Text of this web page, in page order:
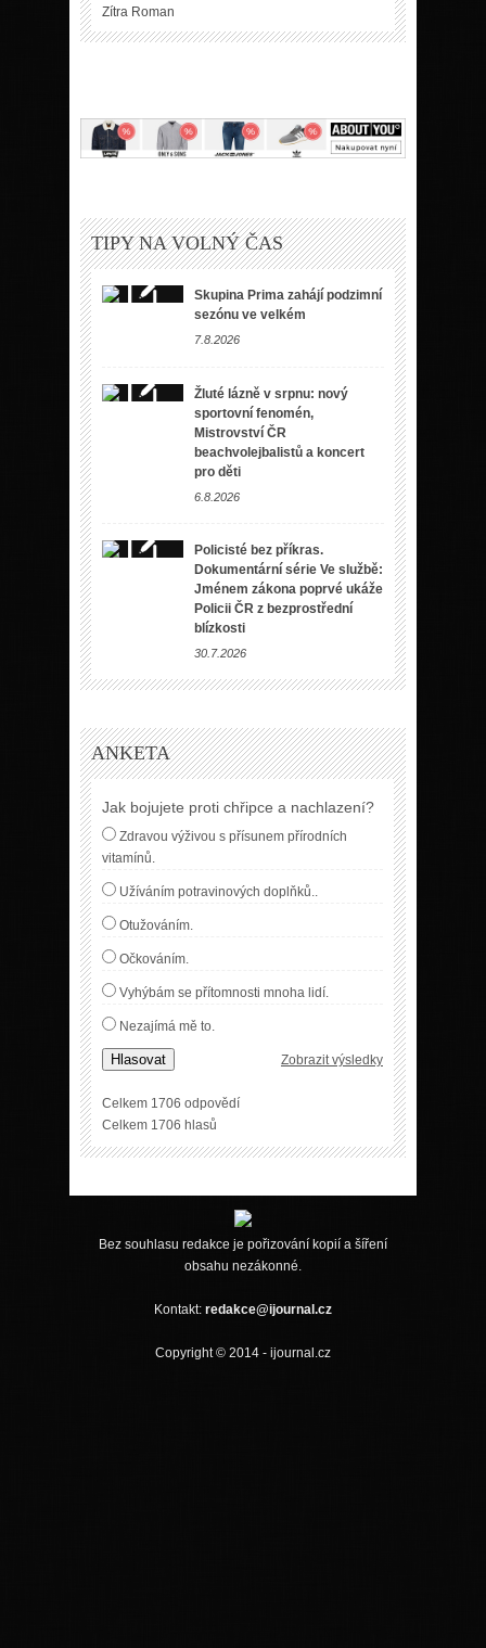
Zítra Roman
TIPY NA VOLNÝ ČAS
Skupina Prima zahájí podzimní
sezónu ve velkém
7.8.2026
Žluté lázně v srpnu: nový
sportovní fenomén,
Mistrovství ČR
beachvolejbalistů a koncert
pro děti
6.8.2026
Policisté bez příkras.
Dokumentární série Ve službě:
Jménem zákona poprvé ukáže
Policii ČR z bezprostřední
blízkosti
30.7.2026
ANKETA
Jak bojujete proti chřipce a nachlazení?
Zdravou výživou s přísunem přírodních
vitamínů.
Užíváním potravinových doplňků..
Otužováním.
Očkováním.
Vyhýbám se přítomnosti mnoha lidí.
Nezajímá mě to.
Hlasovat Zobrazit výsledky
Celkem 1706 odpovědí
Celkem 1706 hlasů
Bez souhlasu redakce je pořizování kopií a šíření
obsahu nezákonné.
Kontakt: redakce@ijournal.cz
Copyright © 2014 - ijournal.cz